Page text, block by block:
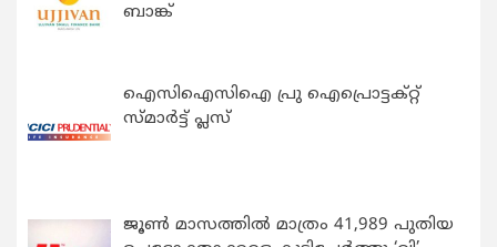
ബാങ്ക്
ഐസിഐസിഐ പ്രു ഐപ്രൊട്ടക്റ്റ്
സ്മാർട്ട് പ്ലസ്
ജൂൺ മാസത്തിൽ മാത്രം 41,989 പുതിയ